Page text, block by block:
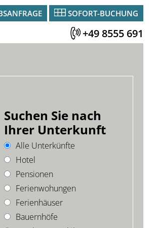
SOFORT-BUCHUNG
+49 8555 691
Suchen Sie nach
Ihrer Unterkunft
Alle Unterkünfte
Hotel
Pensionen
Ferienwohungen
Ferienhäuser
Bauernhöfe